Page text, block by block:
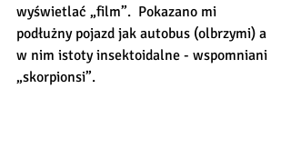
wyświetlać „film”.  Pokazano mi
podłużny pojazd jak autobus (olbrzymi) a
w nim istoty insektoidalne - wspomniani
„skorpionsi”.